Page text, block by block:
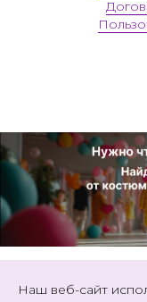
Наш веб-сайт